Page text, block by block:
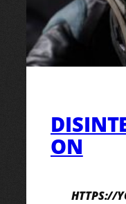
ON
HTTPS://